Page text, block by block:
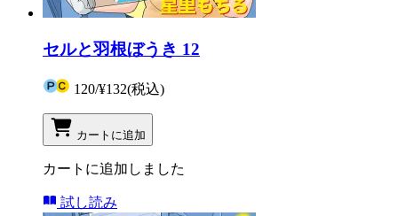
セルと羽根ぼうき 12
120/¥132(税込)
カートに追加
カートに追加しました
試し読み